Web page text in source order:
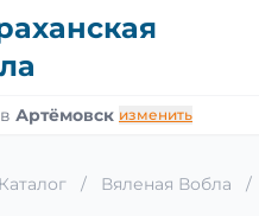
Артёмовск изменить
Каталог / Вяленая Вобла /